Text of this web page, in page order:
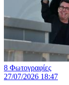
8 Φωτογραφίες
27/07/2026 18:47